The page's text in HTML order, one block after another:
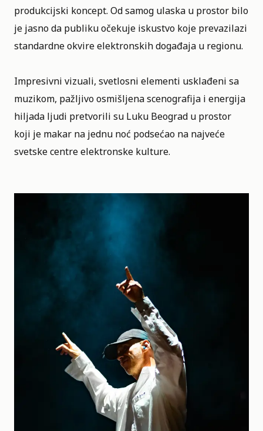
produkcijski koncept. Od samog ulaska u prostor bilo
je jasno da publiku očekuje iskustvo koje prevazilazi
standardne okvire elektronskih događaja u regionu.
Impresivni vizuali, svetlosni elementi usklađeni sa
muzikom, pažljivo osmišljena scenografija i energija
hiljada ljudi pretvorili su Luku Beograd u prostor
koji je makar na jednu noć podsećao na najveće
svetske centre elektronske kulture.